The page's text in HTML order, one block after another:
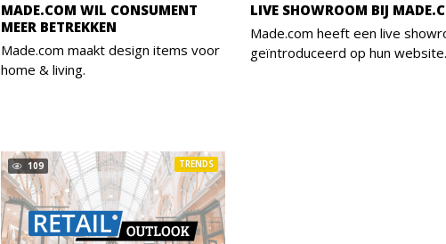
MADE.COM WIL CONSUMENT
MEER BETREKKEN
Made.com maakt design items voor
home & living.
LIVE SHOWROOM BIJ
Made.com heeft een live
geïntroduceerd op hun website.
109 TRENDS